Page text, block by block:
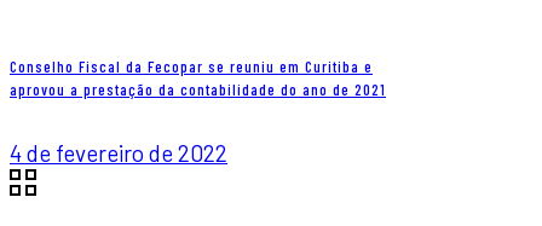
Conselho Fiscal da Fecopar se reuniu em Curitiba e
aprovou a prestação da contabilidade do ano de 2021
4 de fevereiro de 2022